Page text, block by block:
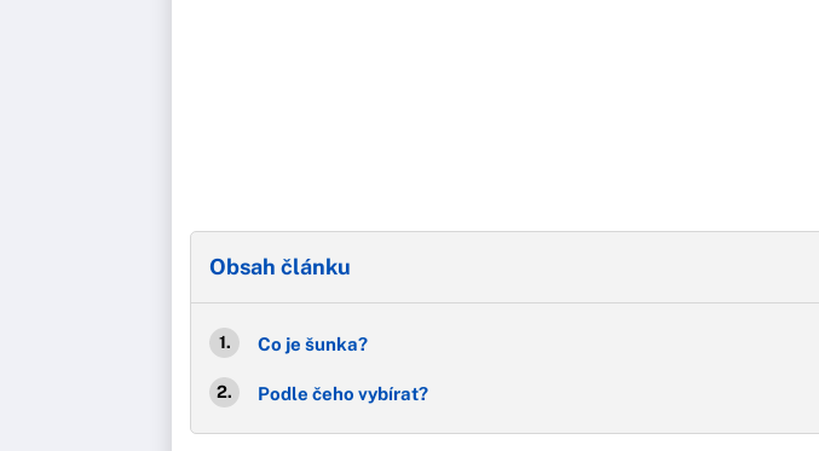
Obsah článku
Co je šunka?
Podle čeho vybírat?